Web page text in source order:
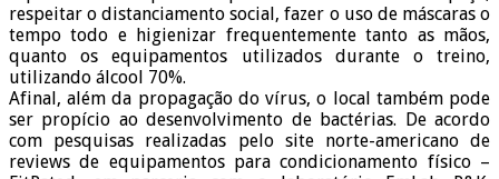
respeitar o distanciamento social, fazer o uso de máscaras o
tempo todo e higienizar frequentemente tanto as mãos,
quanto os equipamentos utilizados durante o treino,
utilizando álcool 70%.
Afinal, além da propagação do vírus, o local também pode
ser propício ao desenvolvimento de bactérias. De acordo
com pesquisas realizadas pelo site norte-americano de
reviews de equipamentos para condicionamento físico –